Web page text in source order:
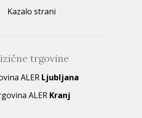
Kazalo strani
trgovine
ALER Ljubljana
ALER Kranj